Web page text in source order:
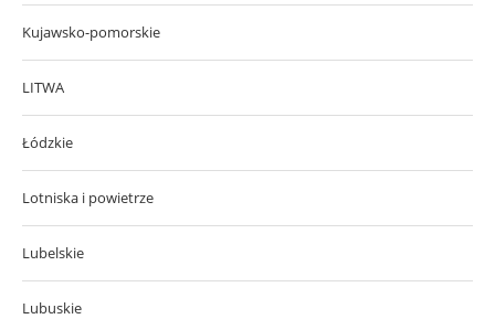
Kujawsko-pomorskie
LITWA
Łódzkie
Lotniska i powietrze
Lubelskie
Lubuskie